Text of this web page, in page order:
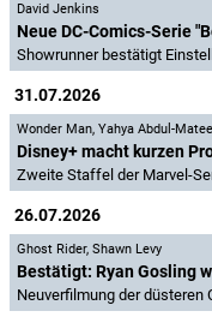
David Jenkins
Neue DC-Comics-Serie
Showrunner bestätigt
31.07.2026
Wonder Man, Yahya Abdul-
Disney+ macht kurzen
Zweite Staffel der Marvel-
26.07.2026
Ghost Rider, Shawn Levy
Bestätigt: Ryan Gosling
Neuverfilmung der düsteren